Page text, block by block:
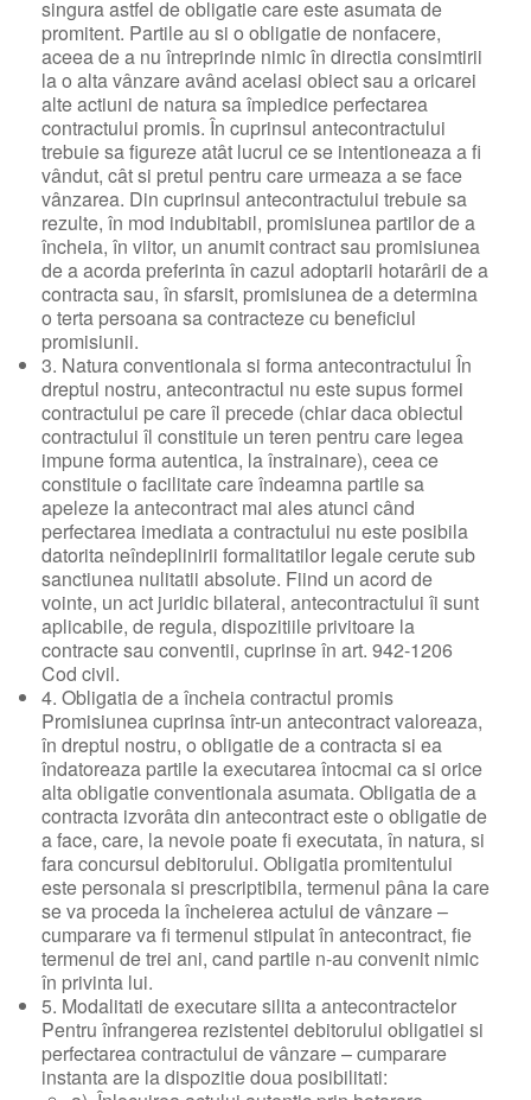
singura astfel de obligatie care este asumata de
promitent. Partile au si o obligatie de nonfacere,
aceea de a nu întreprinde nimic în directia consimtirii
la o alta vânzare având acelasi obiect sau a oricarei
alte actiuni de natura sa împiedice perfectarea
contractului promis. În cuprinsul antecontractului
trebuie sa figureze atât lucrul ce se intentioneaza a fi
vândut, cât si pretul pentru care urmeaza a se face
vânzarea. Din cuprinsul antecontractului trebuie sa
rezulte, în mod indubitabil, promisiunea partilor de a
încheia, în viitor, un anumit contract sau promisiunea
de a acorda preferinta în cazul adoptarii hotarârii de a
contracta sau, în sfarsit, promisiunea de a determina
o terta persoana sa contracteze cu beneficiul
promisiunii.
3. Natura conventionala si forma antecontractului În
dreptul nostru, antecontractul nu este supus formei
contractului pe care îl precede (chiar daca obiectul
contractului îl constituie un teren pentru care legea
impune forma autentica, la înstrainare), ceea ce
constituie o facilitate care îndeamna partile sa
apeleze la antecontract mai ales atunci când
perfectarea imediata a contractului nu este posibila
datorita neîndeplinirii formalitatilor legale cerute sub
sanctiunea nulitatii absolute. Fiind un acord de
vointe, un act juridic bilateral, antecontractului îi sunt
aplicabile, de regula, dispozitiile privitoare la
contracte sau conventii, cuprinse în art. 942-1206
Cod civil.
4. Obligatia de a încheia contractul promis
Promisiunea cuprinsa într-un antecontract valoreaza,
în dreptul nostru, o obligatie de a contracta si ea
îndatoreaza partile la executarea întocmai ca si orice
alta obligatie conventionala asumata. Obligatia de a
contracta izvorâta din antecontract este o obligatie de
a face, care, la nevoie poate fi executata, în natura, si
fara concursul debitorului. Obligatia promitentului
este personala si prescriptibila, termenul pâna la care
se va proceda la încheierea actului de vânzare –
cumparare va fi termenul stipulat în antecontract, fie
termenul de trei ani, cand partile n-au convenit nimic
în privinta lui.
5. Modalitati de executare silita a antecontractelor
Pentru înfrangerea rezistentei debitorului obligatiei si
perfectarea contractului de vânzare – cumparare
instanta are la dispozitie doua posibilitati: